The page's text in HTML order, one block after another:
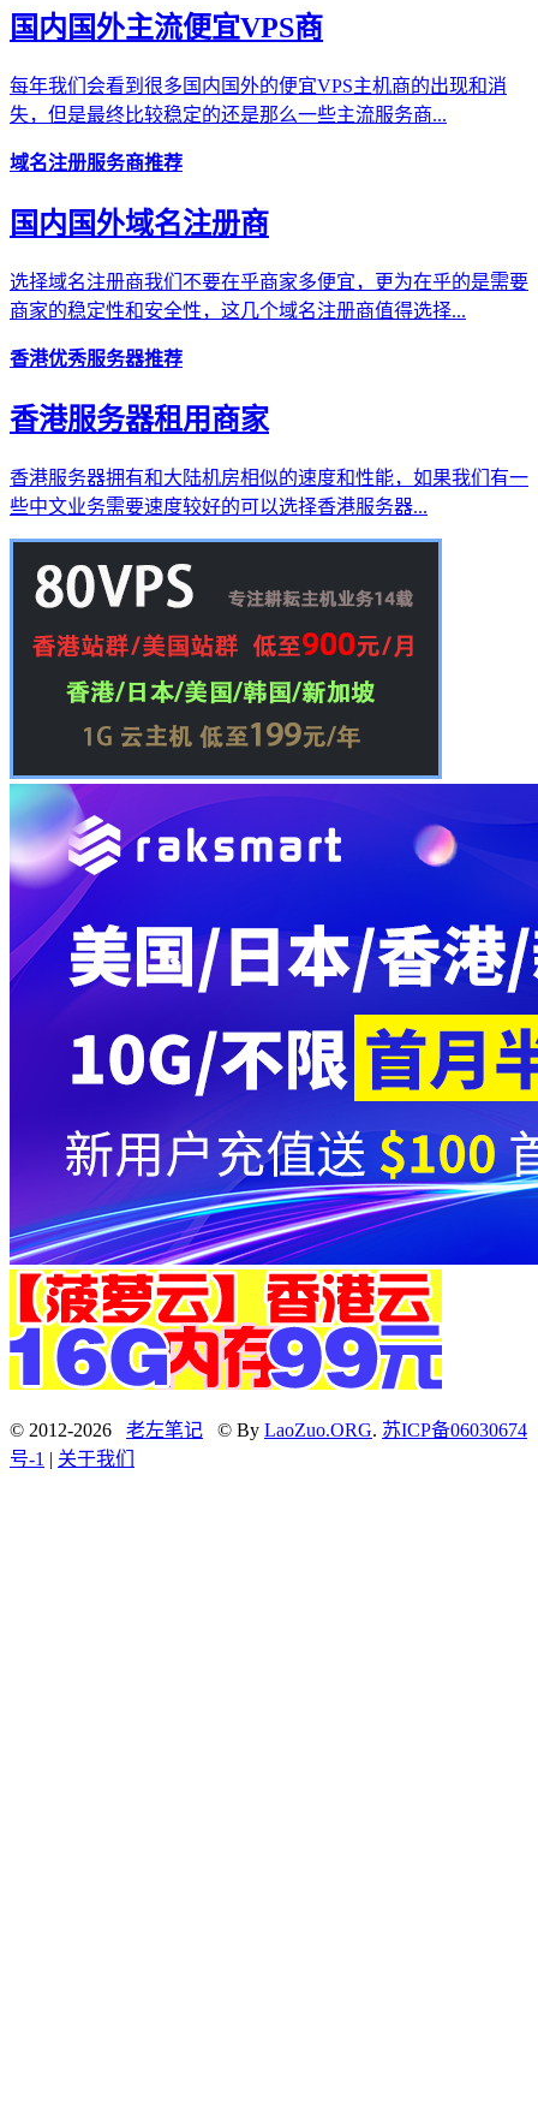
国内国外主流便宜VPS商
每年我们会看到很多国内国外的便宜VPS主机商的出现和消
失，但是最终比较稳定的还是那么一些主流服务商...
域名注册服务商推荐
国内国外域名注册商
选择域名注册商我们不要在乎商家多便宜，更为在乎的是需要
商家的稳定性和安全性，这几个域名注册商值得选择...
香港优秀服务器推荐
香港服务器租用商家
香港服务器拥有和大陆机房相似的速度和性能，如果我们有一
些中文业务需要速度较好的可以选择香港服务器...
© 2012-2026 老左笔记 © By LaoZuo.ORG. 苏ICP备06030674
号-1 | 关于我们